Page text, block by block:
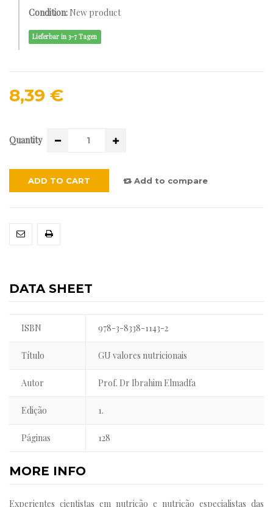
Condition: New product
Lieferbar in 3-7 Tagen
8,39 €
Quantity
ADD TO CART Add to compare
DATA SHEET
ISBN 978-3-8338-1143-2
Título GU valores nutricionais
Autor Prof. Dr Ibrahim Elmadfa
Edição 1.
Páginas 128
MORE INFO
Experientes cientistas em nutrição e nutrição especialistas das